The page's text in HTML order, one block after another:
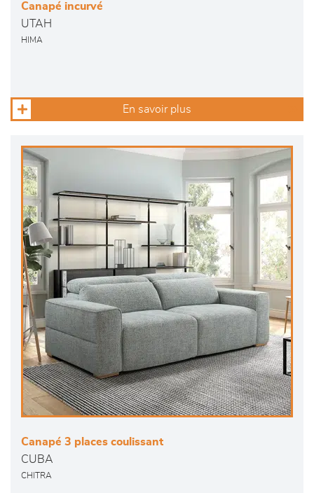
Canapé incurvé
UTAH
HIMA
En savoir plus
Canapé 3 places coulissant
CUBA
CHITRA